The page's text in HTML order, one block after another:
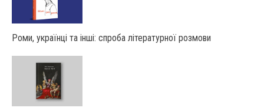
Роми, українці та інші: спроба літературної розмови